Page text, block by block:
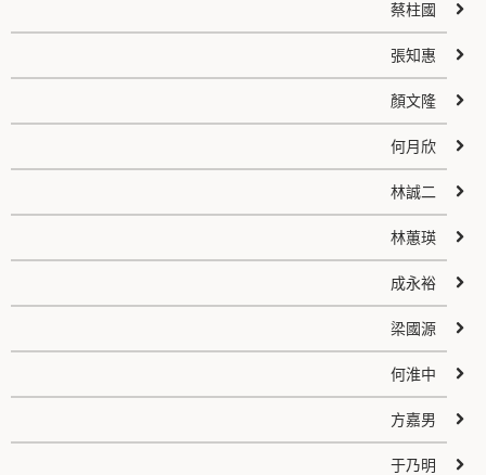
蔡柱國
張知惠
顏文隆
何月欣
林誠二
林蕙瑛
成永裕
梁國源
何淮中
方嘉男
于乃明